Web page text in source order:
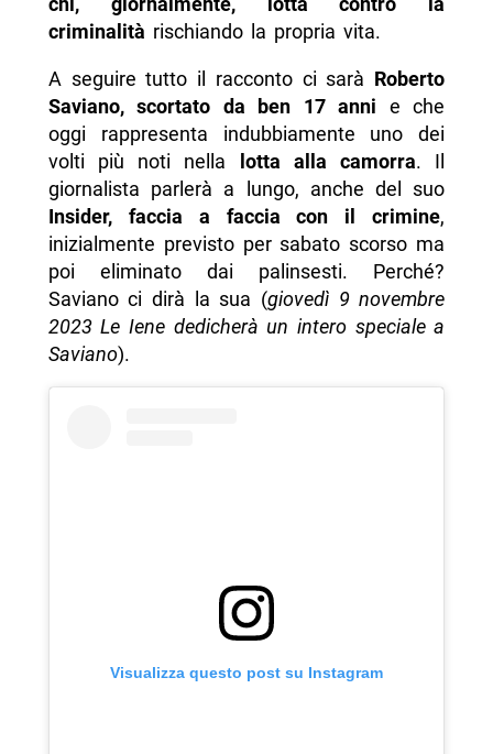
criminalità rischiando la propria vita.
A seguire tutto il racconto ci sarà Roberto
Saviano, scortato da ben 17 anni e che
oggi rappresenta indubbiamente uno dei
volti più noti nella
lotta alla camorra. Il
giornalista parlerà a lungo, anche del suo
Insider, faccia a faccia con il crimine,
inizialmente previsto per sabato scorso ma
poi eliminato dai palinsesti. Perché?
Saviano ci dirà la sua (giovedì 9 novembre
2023 Le Iene dedicherà un intero speciale a
Saviano).
Visualizza questo post su Instagram